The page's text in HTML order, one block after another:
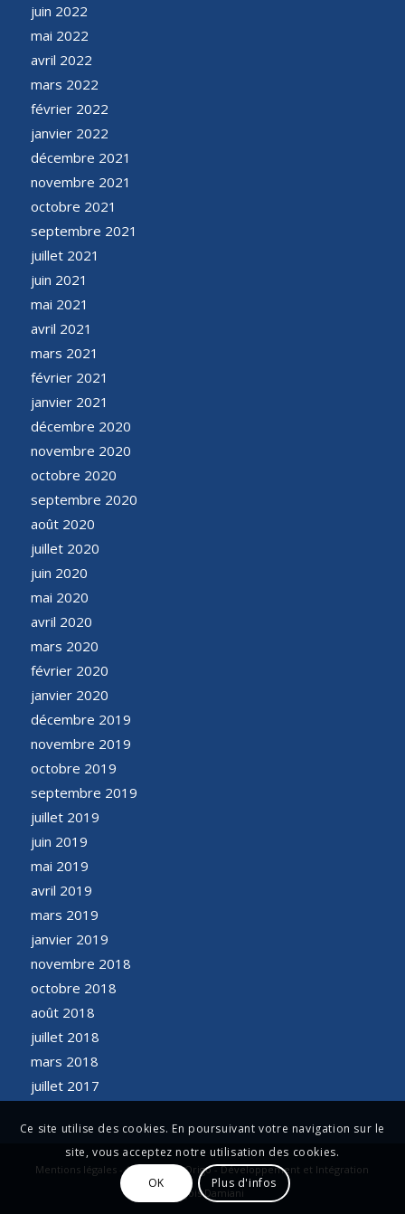
juin 2022
mai 2022
avril 2022
mars 2022
février 2022
janvier 2022
décembre 2021
novembre 2021
octobre 2021
septembre 2021
juillet 2021
juin 2021
mai 2021
avril 2021
mars 2021
février 2021
janvier 2021
décembre 2020
novembre 2020
octobre 2020
septembre 2020
août 2020
juillet 2020
juin 2020
mai 2020
avril 2020
mars 2020
février 2020
janvier 2020
décembre 2019
novembre 2019
octobre 2019
septembre 2019
juillet 2019
juin 2019
mai 2019
avril 2019
mars 2019
janvier 2019
novembre 2018
octobre 2018
août 2018
juillet 2018
mars 2018
juillet 2017
Mentions légales - Conception Origo - Développement et Intégration
François Damiani
Ce site utilise des cookies. En poursuivant votre navigation sur le
site, vous acceptez notre utilisation des cookies.
OK Plus d'infos